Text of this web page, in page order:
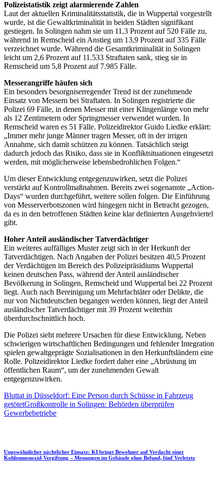
Polizeistatistik zeigt alarmierende Zahlen
Laut der aktuellen Kriminalitätsstatistik, die in Wuppertal vorgestellt
wurde, ist die Gewaltkriminalität in beiden Städten signifikant
gestiegen. In Solingen nahm sie um 11,3 Prozent auf 520 Fälle zu,
während in Remscheid ein Anstieg um 13,9 Prozent auf 335 Fälle
verzeichnet wurde. Während die Gesamtkriminalität in Solingen
leicht um 2,6 Prozent auf 11.533 Straftaten sank, stieg sie in
Remscheid um 5,8 Prozent auf 7.985 Fälle.
Messerangriffe häufen sich
Ein besonders besorgniserregender Trend ist der zunehmende
Einsatz von Messern bei Straftaten. In Solingen registrierte die
Polizei 69 Fälle, in denen Messer mit einer Klingenlänge von mehr
als 12 Zentimetern oder Springmesser verwendet wurden. In
Remscheid waren es 51 Fälle. Polizeidirektor Guido Liedke erklärt:
„Immer mehr junge Männer tragen Messer, oft in der irrigen
Annahme, sich damit schützen zu können. Tatsächlich steigt
dadurch jedoch das Risiko, dass sie in Konfliktsituationen eingesetzt
werden, mit möglicherweise lebensbedrohlichen Folgen.“
Um dieser Entwicklung entgegenzuwirken, setzt die Polizei
verstärkt auf Kontrollmaßnahmen. Bereits zwei sogenannte „Action-
Days“ wurden durchgeführt, weitere sollen folgen. Die Einführung
von Messerverbotszonen wird hingegen nicht in Betracht gezogen,
da es in den betroffenen Städten keine klar definierten Ausgehviertel
gibt.
Hoher Anteil ausländischer Tatverdächtiger
Ein weiteres auffälliges Muster zeigt sich in der Herkunft der
Tatverdächtigen. Nach Angaben der Polizei besitzen 40,5 Prozent
der Verdächtigen im Bereich des Polizeipräsidiums Wuppertal
keinen deutschen Pass, während der Anteil ausländischer
Bevölkerung in Solingen, Remscheid und Wuppertal bei 22 Prozent
liegt. Auch nach Bereinigung um Mehrfachtäter oder Delikte, die
nur von Nichtdeutschen begangen werden können, liegt der Anteil
ausländischer Tatverdächtiger mit 39 Prozent weiterhin
überdurchschnittlich hoch.
Die Polizei sieht mehrere Ursachen für diese Entwicklung. Neben
schwierigen wirtschaftlichen Bedingungen und fehlender Integration
spielen gewaltgeprägte Sozialisationen in den Herkunftsländern eine
Rolle. Polizeidirektor Liedke fordert daher eine „Abrüstung im
öffentlichen Raum“, um der zunehmenden Gewalt
entgegenzuwirken.
Bluttat in Düsseldorf: Eine Person durch Schüsse in Fahrzeug
getötetGroßkontrolle in Solingen: Behörden überprüfen
Gewerbebetriebe
Ungewöhnlicher nächtlicher Einsatz: KI bringt Bewohner auf Verdacht einer
Kohlenmonoxid-Vergiftung – Messungen im Gebäude ohne Befund, fünf Verletzte